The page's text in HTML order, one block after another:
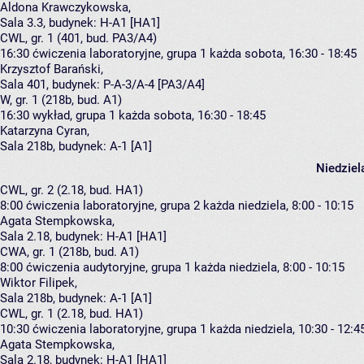
Aldona Krawczykowska,
Sala 3.3, budynek: H-A1 [HA1]
CWL, gr. 1 (401, bud. PA3/A4)
16:30 ćwiczenia laboratoryjne, grupa 1 każda sobota, 16:30 - 18:45
Krzysztof Barański,
Sala 401, budynek: P-A-3/A-4 [PA3/A4]
W, gr. 1 (218b, bud. A1)
16:30 wykład, grupa 1 każda sobota, 16:30 - 18:45
Katarzyna Cyran,
Sala 218b, budynek: A-1 [A1]
CWL, gr. 2 (2.18, bud. HA1)
8:00 ćwiczenia laboratoryjne, grupa 2 każda niedziela, 8:00 - 10:15
Agata Stempkowska,
Sala 2.18, budynek: H-A1 [HA1]
CWA, gr. 1 (218b, bud. A1)
8:00 ćwiczenia audytoryjne, grupa 1 każda niedziela, 8:00 - 10:15
Wiktor Filipek,
Sala 218b, budynek: A-1 [A1]
CWL, gr. 1 (2.18, bud. HA1)
10:30 ćwiczenia laboratoryjne, grupa 1 każda niedziela, 10:30 -
Agata Stempkowska,
Sala 2.18, budynek: H-A1 [HA1]